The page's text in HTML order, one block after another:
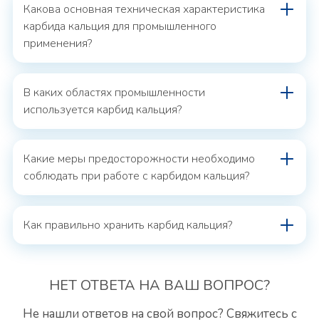
Какова основная техническая характеристика
карбида кальция для промышленного
применения?
В каких областях промышленности
используется карбид кальция?
Какие меры предосторожности необходимо
соблюдать при работе с карбидом кальция?
Как правильно хранить карбид кальция?
НЕТ ОТВЕТА НА ВАШ ВОПРОС?
Не нашли ответов на свой вопрос? Свяжитесь с